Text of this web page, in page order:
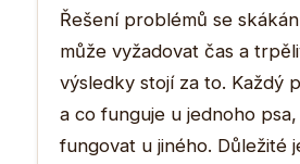
Řešení problémů se
může vyžadovat čas a
výsledky stojí za to. Každý
a co funguje u jednoho
fungovat u jiného. Důležité